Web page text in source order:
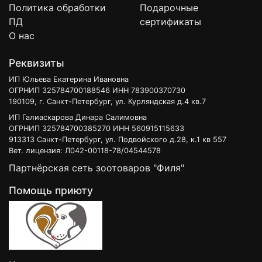
пенициллинам и другим антибиотикам),
некоторыхштаммов Streptococcus spp. Фунгицидный
эффект миконазола связан с нарушением синтеза
Миконазол связывается с отдельными звеньями в цепи
биосинтеза эргостерина, что обусловливает
фунгистатическое действие препарата. Продукты
разорванной биосинтетической цепи встраиваются в
клеточную мембрану грибов, что повреждает ее
целостность.
ПОКАЗАНИЯ
вызванного смешанными инфекциями (бактериальными и
грибковыми), в том числе Malassezia pachydermatis,
Staphylococcus pseudointermedius.
ДОЗЫ И СПОСОБ ПРИМЕНЕНИЯ
Политика обработки
ПД
О нас
Подарочные
сертификаты
Реквизиты
ИП Юльева Екатерина Ивановна
ОГРНИП 325784700188546 ИНН 783900370730
190109, г. Санкт-Петербург, ул. Курляндская д.4 кв.7
ИП Галиаскарова Динара Салимовна
ОГРНИП 325784700385270 ИНН 560915115633
913313 Санкт-Петербург, ул. Подвойского д.28, к.1 кв 557
Вет. лицензия: Л042-00118-78/04544578
Партнёрская сеть зоотоваров "Филя"
Помощь приюту